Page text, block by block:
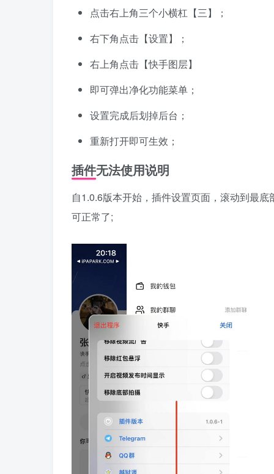
点击右上角三个小横杠【三】；
右下角点击【设置】；
右上角点击【快手图层】
即可弹出净化功能菜单；
设置完成后划掉后台；
重新打开即可生效；
插件无法使用说明
自1.0.6版本开始，插件设置页面，滚动到最
可正常了;